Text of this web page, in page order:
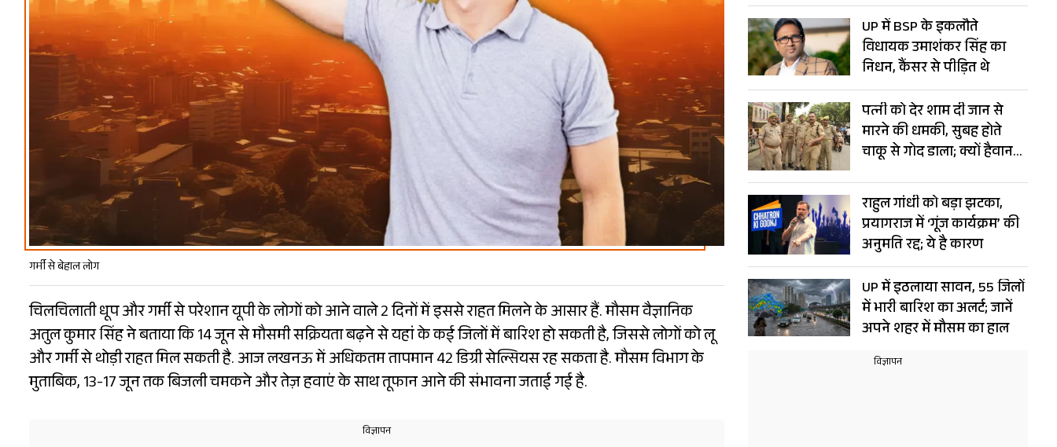
गर्मी से बेहाल लोग
चिलचिलाती धूप और गर्मी से परेशान यूपी के लोगों को आने वाले 2 दिनों में इससे राहत मिलने के आसार हैं. मौसम वैज्ञानिक
अतुल कुमार सिंह ने बताया कि 14 जून से मौसमी सक्रियता बढ़ने से यहां के कई जिलों में बारिश हो सकती है, जिससे लोगों को लू
और गर्मी से थोड़ी राहत मिल सकती है. आज लखनऊ में अधिकतम तापमान 42 डिग्री सेल्सियस रह सकता है. मौसम विभाग के
मुताबिक, 13-17 जून तक बिजली चमकने और तेज़ हवाएं के साथ तूफान आने की संभावना जताई गई है.
UP में BSP के इकलौते
विधायक उमाशंकर सिंह का
निधन, कैंसर से पीड़ित थे
पत्नी को देर शाम दी जान से
मारने की धमकी, सुबह होते
चाकू से गोद डाला; क्यों हैवान
राहुल गांधी को बड़ा झटका,
प्रयागराज में ‘गूंज कार्यक्रम’ की
अनुमति रद्द; ये है कारण
UP में इठलाया सावन, 55 जिलों
में भारी बारिश का अलर्ट; जानें
अपने शहर में मौसम का हाल